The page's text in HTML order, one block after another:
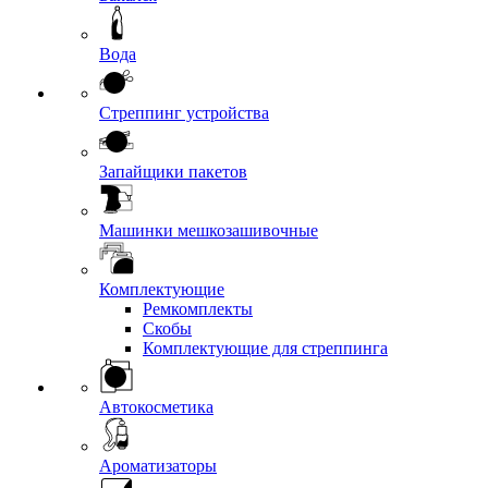
Вода
Стреппинг устройства
Запайщики пакетов
Машинки мешкозашивочные
Комплектующие
Ремкомплекты
Скобы
Комплектующие для стреппинга
Автокосметика
Ароматизаторы